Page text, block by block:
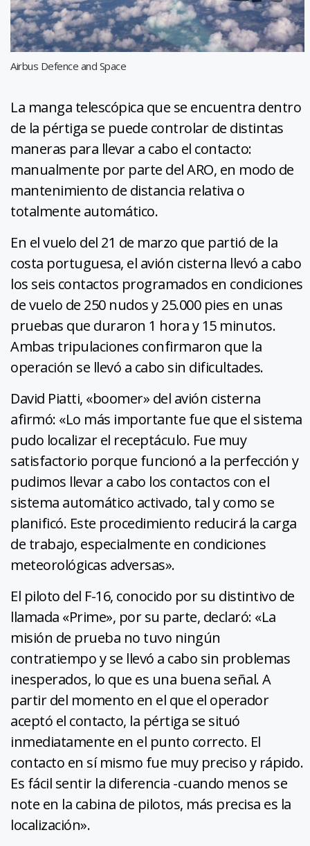
Airbus Defence and Space
La manga telescópica que se encuentra dentro
de la pértiga se puede controlar de distintas
maneras para llevar a cabo el contacto:
manualmente por parte del ARO, en modo de
mantenimiento de distancia relativa o
totalmente automático.
En el vuelo del 21 de marzo que partió de la
costa portuguesa, el avión cisterna llevó a cabo
los seis contactos programados en condiciones
de vuelo de 250 nudos y 25.000 pies en unas
pruebas que duraron 1 hora y 15 minutos.
Ambas tripulaciones confirmaron que la
operación se llevó a cabo sin dificultades.
David Piatti, «boomer» del avión cisterna
afirmó: «Lo más importante fue que el sistema
pudo localizar el receptáculo. Fue muy
satisfactorio porque funcionó a la perfección y
pudimos llevar a cabo los contactos con el
sistema automático activado, tal y como se
planificó. Este procedimiento reducirá la carga
de trabajo, especialmente en condiciones
meteorológicas adversas».
El piloto del F-16, conocido por su distintivo de
llamada «Prime», por su parte, declaró: «La
misión de prueba no tuvo ningún
contratiempo y se llevó a cabo sin problemas
inesperados, lo que es una buena señal. A
partir del momento en el que el operador
aceptó el contacto, la pértiga se situó
inmediatamente en el punto correcto. El
contacto en sí mismo fue muy preciso y rápido.
Es fácil sentir la diferencia -cuando menos se
note en la cabina de pilotos, más precisa es la
localización».